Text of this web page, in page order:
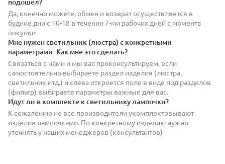
подошел?
Да, конечно можете, обмен и возврат осуществляется в
будние дни с 10-18 в течении 7-ми рабочих дней с момента
покупки
Мне нужен светильник (люстра) с конкретными
параметрами. Как мне это сделать?
Связаться с нами и мы вас проконсультируем, если
самостоятельно выбираете раздел изделия (люстра,
светильник итд.) и слева откроется поле в виде под разделов
(фильтр) выбираете параметры важные для вас.
Идут ли в комплекте к светильнику лампочки?
К сожалению не все производители укомплектовывают
изделия лампочками. По конкретному изделию нужно
уточнять у наших менеджеров (консультантов)